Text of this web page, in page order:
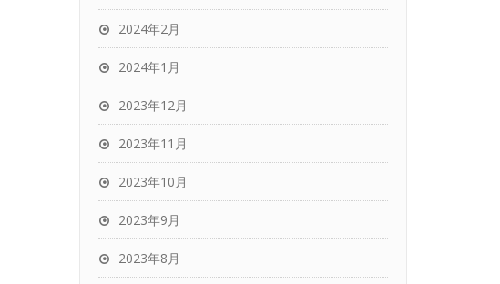
2024年2月
2024年1月
2023年12月
2023年11月
2023年10月
2023年9月
2023年8月